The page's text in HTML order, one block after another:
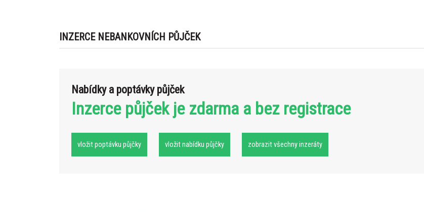
INZERCE NEBANKOVNÍCH PŮJČEK
Nabídky a poptávky půjček
Inzerce půjček je zdarma a bez registrace
vložit poptávku půjčky vložit nabídku půjčky zobrazit všechny inzeráty